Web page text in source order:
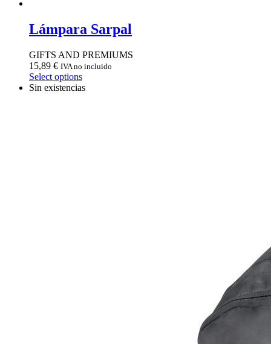
Lámpara Sarpal
GIFTS AND PREMIUMS
15,89 € IVA no incluido
Select options
Sin existencias